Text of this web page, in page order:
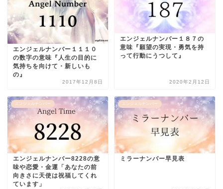
エンジェルナンバー１１１０
の数字の意味『人生の目的に
気持ちを向けて・新しいも
の』
2017年12月8日
エンジェルナンバー１８７の
意味『願望の実現・勇気を持
って行動にうつして』
2020年2月12日
エンジェルナンバー
エンジェルナンバー8228の意
味や恋愛・金運「あなたの前
向きさに天使は祝福してくれ
ています」
エンジェルナンバー
ミラーナンバー早見表